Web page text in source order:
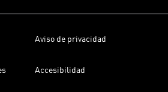
Aviso de privacidad
Accesibilidad